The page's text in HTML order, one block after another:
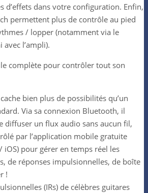
d’effets dans votre configuration. Enfin,
permettent plus de contrôle au pied
/ lopper (notamment via le
l’ampli).
complète pour contrôler tout son
bien plus de possibilités qu’un
Via sa connexion Bluetooth, il
diffuser un flux audio sans aucun fil,
par l’application mobile gratuite
iOS) pour gérer en temps réel les
de réponses impulsionnelles, de boîte
!
(IRs) de célèbres guitares